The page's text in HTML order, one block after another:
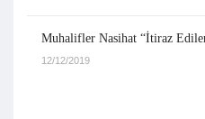
Muhalifler Nasihat “İtiraz
12/12/2019